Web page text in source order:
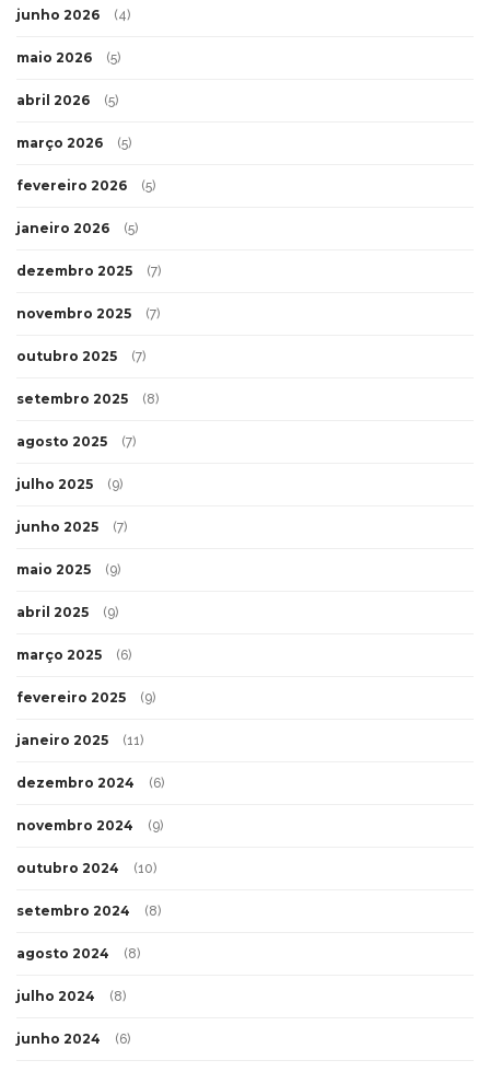
junho 2026 (4)
maio 2026 (5)
abril 2026 (5)
março 2026 (5)
fevereiro 2026 (5)
janeiro 2026 (5)
dezembro 2025 (7)
novembro 2025 (7)
outubro 2025 (7)
setembro 2025 (8)
agosto 2025 (7)
julho 2025 (9)
junho 2025 (7)
maio 2025 (9)
abril 2025 (9)
março 2025 (6)
fevereiro 2025 (9)
janeiro 2025 (11)
dezembro 2024 (6)
novembro 2024 (9)
outubro 2024 (10)
setembro 2024 (8)
agosto 2024 (8)
julho 2024 (8)
junho 2024 (6)